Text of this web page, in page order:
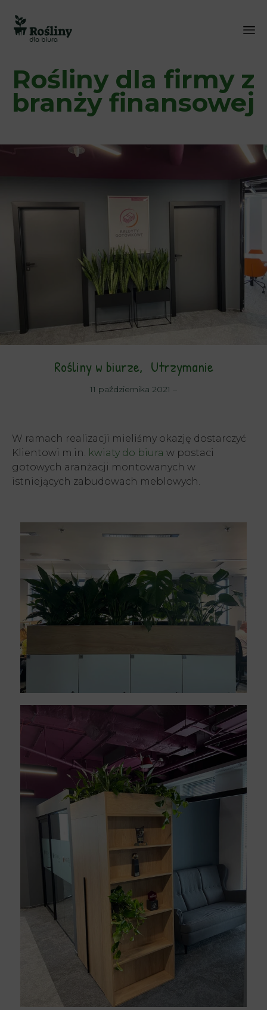
Rośliny dla firmy z
branży finansowej
Rośliny w biurze Utrzymanie
11 października 2021 –
W ramach realizacji mieliśmy okazję dostarczyć
Klientowi m.in. kwiaty do biura w postaci
gotowych aranżacji montowanych w
istniejących zabudowach meblowych.